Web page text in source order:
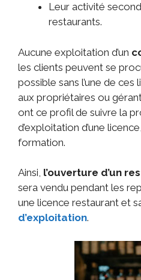
Leur activité
restaurants.
Aucune exploitation d’un
les clients peuvent se
possible sans l’une de
aux propriétaires ou
ont ce profil de suivre la
d’exploitation d’une
formation.
Ainsi, l’ouverture d’un
sera vendu pendant les
une licence restaurant et
d’exploitation.